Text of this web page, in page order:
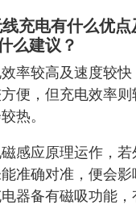
充电有什么优点
么建议？
率较高及速度较
便，但充电效率
热。
感应原理运作，
准确对准，便会
器备有磁吸功能